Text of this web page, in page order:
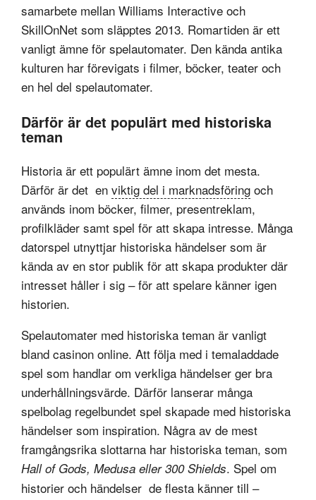
samarbete mellan Williams Interactive och
SkillOnNet som släpptes 2013. Romartiden är ett
vanligt ämne för spelautomater. Den kända antika
kulturen har förevigats i filmer, böcker, teater och
en hel del spelautomater.
Därför är det populärt med historiska
teman
Historia är ett populärt ämne inom det mesta.
Därför är det en viktig del i marknadsföring och
används inom böcker, filmer, presentreklam,
profilkläder samt spel för att skapa intresse. Många
datorspel utnyttjar historiska händelser som är
kända av en stor publik för att skapa produkter där
intresset håller i sig – för att spelare känner igen
historien.
Spelautomater med historiska teman är vanligt
bland casinon online. Att följa med i temaladdade
spel som handlar om verkliga händelser ger bra
underhållningsvärde. Därför lanserar många
spelbolag regelbundet spel skapade med historiska
händelser som inspiration. Några av de mest
framgångsrika slottarna har historiska teman, som
Hall of Gods, Medusa eller 300 Shields. Spel om
historier och händelser de flesta känner till –